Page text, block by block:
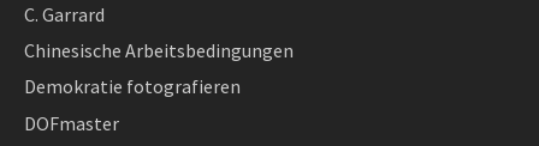
C. Garrard
Chinesische Arbeitsbedingungen
Demokratie fotografieren
DOFmaster